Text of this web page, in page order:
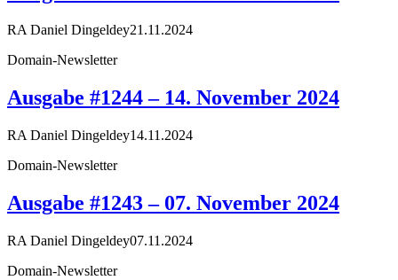
RA Daniel Dingeldey21.11.2024
Domain-Newsletter
Ausgabe #1244 – 14. November 2024
RA Daniel Dingeldey14.11.2024
Domain-Newsletter
Ausgabe #1243 – 07. November 2024
RA Daniel Dingeldey07.11.2024
Domain-Newsletter